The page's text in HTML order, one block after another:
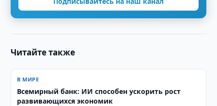
Читайте также
В МИРЕ
Всемирный банк: ИИ способен ускорить рост
развивающихся экономик